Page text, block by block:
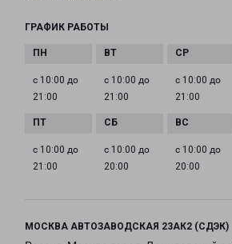
ГРАФИК РАБОТЫ
с 10:00 до
21:00
с 10:00 до
21:00
с 10:00 до
21:00
с 10:00 до
21:00
с 10:00 до
20:00
с 10:00 до
20:00
МОСКВА АВТОЗАВОДСКАЯ 23АК2 (СДЭК)